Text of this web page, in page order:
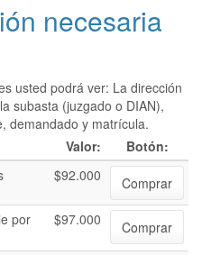
necesaria
usted podrá ver: La dirección
subasta (juzgado o DIAN),
demandado y matrícula.
Valor:
Botón:
$92.000
Comprar
por
$97.000 Comprar